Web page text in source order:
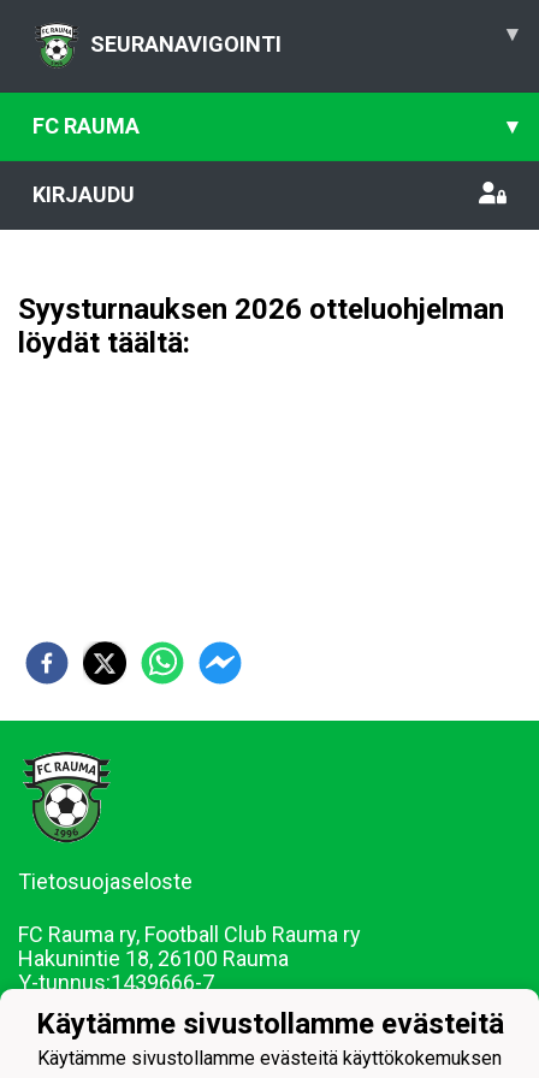
SEURANAVIGOINTI ▾
FC RAUMA ▾
KIRJAUDU
Syysturnauksen 2026 otteluohjelman
löydät täältä:
Tietosuojaseloste
FC Rauma ry, Football Club Rauma ry
Hakunintie 18, 26100 Rauma
Y-tunnus:1439666-7
Sähköposti: juniorit@fcrauma.com
Käytämme sivustollamme evästeitä
Käytämme sivustollamme evästeitä käyttökokemuksen